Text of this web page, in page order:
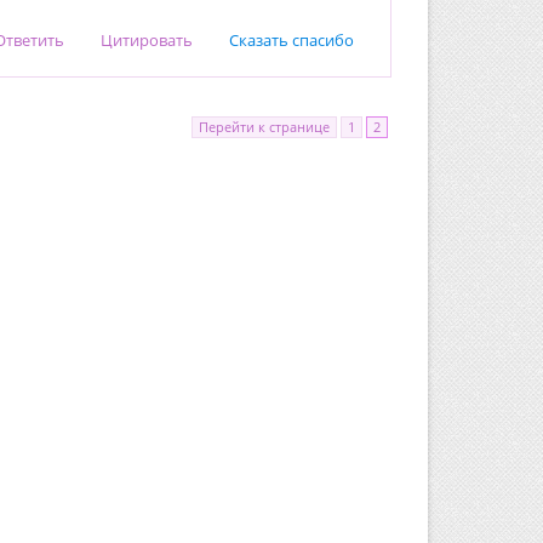
Сказать спасибо
Цитировать
Перейти к странице 1 2